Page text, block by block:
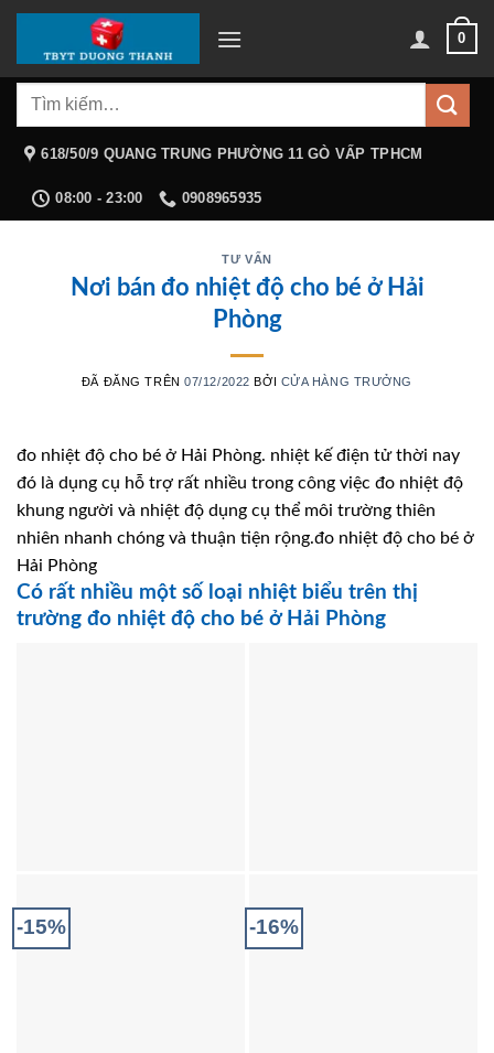
Chuyển
nội
dung
0
Tìm
618/50/9 QUANG TRUNG PHƯỜNG 11 GÒ VẤP TPHCM
08:00 - 23:00 0908965935
TƯ VẤN
Nơi bán đo nhiệt độ cho bé ở Hải
Phòng
ĐÃ ĐĂNG TRÊN07/12/2022 BỞI CỬA HÀNG TRƯỞNG
đo nhiệt độ cho bé ở Hải Phòng. nhiệt kế điện tử thời nay
đó là dụng cụ hỗ trợ rất nhiều trong công việc đo nhiệt độ
khung người và nhiệt độ dụng cụ thể môi trường thiên
nhiên nhanh chóng và thuận tiện rộng.đo nhiệt độ cho bé ở
Hải Phòng
Có rất nhiều một số loại nhiệt biểu trên thị
trường đo nhiệt độ cho bé ở Hải Phòng
-15% -16%